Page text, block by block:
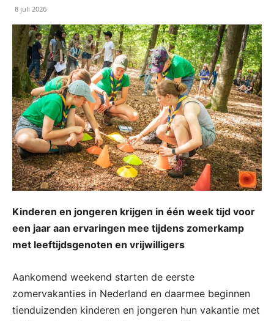
8 juli 2026
Kinderen en jongeren krijgen in één week tijd voor
een jaar aan ervaringen mee tijdens zomerkamp
met leeftijdsgenoten en vrijwilligers
Aankomend weekend starten de eerste
zomervakanties in Nederland en daarmee beginnen
tienduizenden kinderen en jongeren hun vakantie met